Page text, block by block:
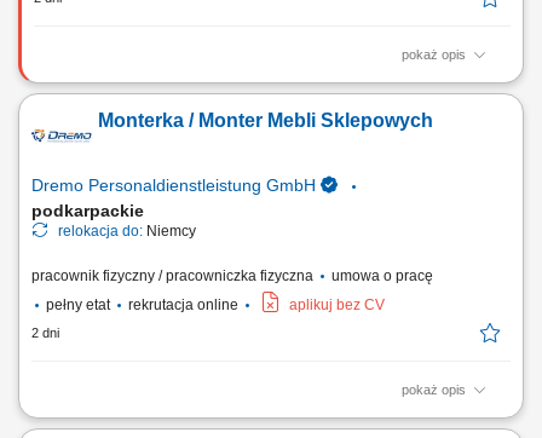
pokaż opis
Nasz klient poszerza zespół i poszukuje doświadczonych operatorów
umiejętności w obsłudze i ustawianiu urządzeń CNC oraz chcą
pracować w nowoczesnym, dobrze wyposażonym środowisku
Monterka / Monter Mebli Sklepowych
Dremo Personaldienstleistung GmbH
podkarpackie
relokacja do: Niemcy
pracownik fizyczny / pracowniczka fizyczna
umowa o pracę
pełny etat
rekrutacja online aplikuj bez CV
2 dni
pokaż opis
Twoje zadania: Produkcja i montaż wyposażenia dla sklepów oraz